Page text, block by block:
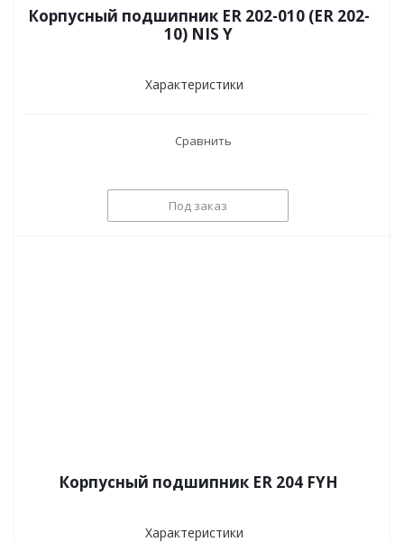
Корпусный подшипник ER 202-010 (ER 202-
10) NIS Y
Характеристики
Сравнить
Под заказ
Корпусный подшипник ER 204 FYH
Характеристики